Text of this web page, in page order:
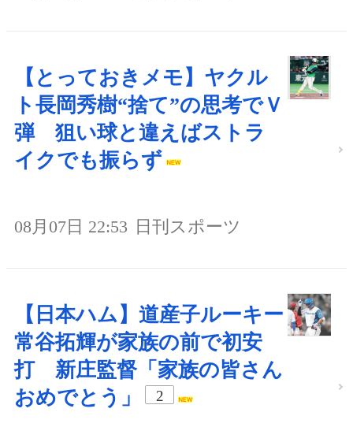
【とっておきメモ】ヤクル
ト長岡秀樹“捨て”の思考でＶ
弾 狙い球と違えばストラ
イクでも振らず
08月07日 22:53 日刊スポーツ
【日本ハム】道産子ルーキー
常谷拓輝が家族の前で初安
打 新庄監督「家族の皆さん
おめでとう」
2